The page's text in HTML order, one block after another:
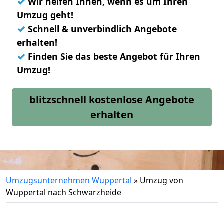
Umzug geht!
✓ Schnell & unverbindlich Angebote
erhalten!
✓ Finden Sie das beste Angebot für Ihren
Umzug!
blitzschnell kostenlose Angebote
erhalten
Umzugsunternehmen Wuppertal » Umzug von
Wuppertal nach Schwarzheide